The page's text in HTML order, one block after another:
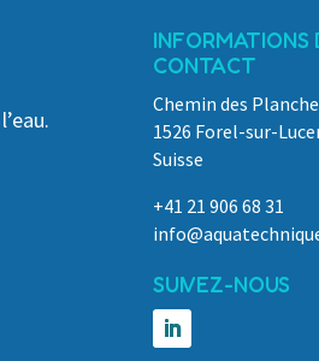
INFORMATIONS
CONTACT
Chemin des
1526 Forel-sur-
Suisse
+41 21 906 68 31
SUIVEZ-NOUS